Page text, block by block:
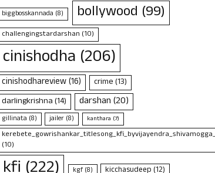
biggbosskannada (8) bollywood (99)
challengingstardarshan (10)
cinishodha (206)
cinishodhareview(16) crime(13)
darlingkrishna(14) darshan(20)
gillinata (8) jailer (8) kanthara (7)
(10)
kgf(8)